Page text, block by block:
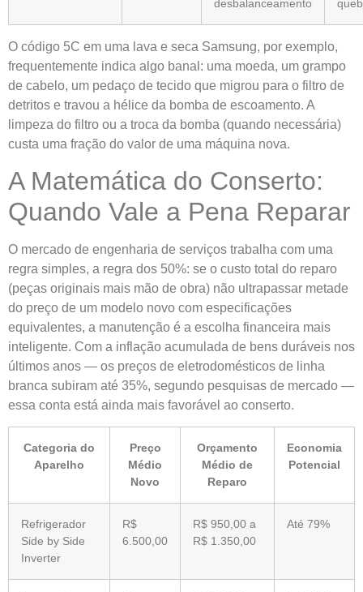
desbalanceamento
O código 5C em uma lava e seca Samsung, por exemplo,
frequentemente indica algo banal: uma moeda, um grampo
de cabelo, um pedaço de tecido que migrou para o filtro de
detritos e travou a hélice da bomba de escoamento. A
limpeza do filtro ou a troca da bomba (quando necessária)
custa uma fração do valor de uma máquina nova.
A Matemática do Conserto:
Quando Vale a Pena Reparar
O mercado de engenharia de serviços trabalha com uma
regra simples, a regra dos 50%: se o custo total do reparo
(peças originais mais mão de obra) não ultrapassar metade
do preço de um modelo novo com especificações
equivalentes, a manutenção é a escolha financeira mais
inteligente. Com a inflação acumulada de bens duráveis nos
últimos anos — os preços de eletrodomésticos de linha
branca subiram até 35%, segundo pesquisas de mercado —
essa conta está ainda mais favorável ao conserto.
Categoria do
Aparelho
Preço
Médio
Novo
Orçamento
Médio de
Reparo
Economia
Potencial
Refrigerador
Side by Side
Inverter
R$
6.500,00
R$ 950,00 a
R$ 1.350,00
Até 79%